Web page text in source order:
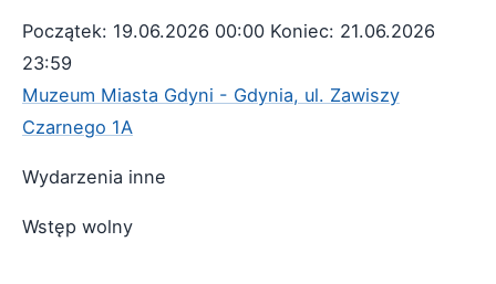
Początek: 19.06.2026 00:00 Koniec: 21.06.2026
23:59
Muzeum Miasta Gdyni - Gdynia, ul. Zawiszy
Czarnego 1A
Wydarzenia inne
Wstęp wolny